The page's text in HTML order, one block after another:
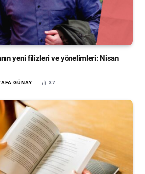
yeni filizleri ve yönelimleri: Nisan
GÜNAY 37